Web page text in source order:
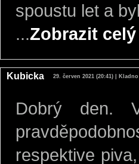
spoustu let a
...Zobrazit
Kubicka 29. červen 2021 (20:41) | Kladno
Dobrý den.
respektive